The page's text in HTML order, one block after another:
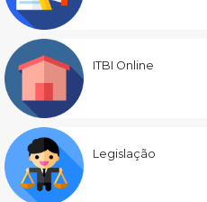
ITBI Online
Legislação